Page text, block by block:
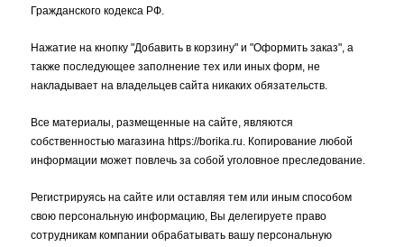
Гражданского кодекса РФ.
Нажатие на кнопку "Добавить в корзину" и "Оформить заказ", а
также последующее заполнение тех или иных форм, не
накладывает на владельцев сайта никаких обязательств.
Все материалы, размещенные на сайте, являются
собственностью магазина https://borika.ru. Копирование любой
информации может повлечь за собой уголовное преследование.
Регистрируясь на сайте или оставляя тем или иным способом
свою персональную информацию, Вы делегируете право
сотрудникам компании обрабатывать вашу персональную